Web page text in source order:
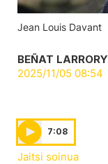
Jean Louis Davant
BEÑAT LARRORY
2025/11/05 08:54
7:08
Jaitsi soinua